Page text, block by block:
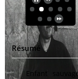
Résumé
Enfant